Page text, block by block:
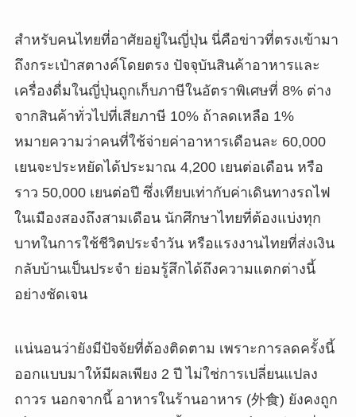
สำหรับคนไทยที่อาศัยอยู่ในญี่ปุ่น นี่คือข่าวที่ตรงเข้ามา
ถึงกระเป๋าสตางค์โดยตรง ปัจจุบันสินค้าอาหารและ
เครื่องดื่มในญี่ปุ่นถูกเก็บภาษีในอัตราพิเศษที่ 8% ต่าง
จากสินค้าทั่วไปที่เสียภาษี 10% ถ้าลดเหลือ 1%
หมายความว่าคนที่ใช้จ่ายค่าอาหารเดือนละ 60,000
เยนจะประหยัดได้ประมาณ 4,200 เยนต่อเดือน หรือ
ราว 50,000 เยนต่อปี ซึ่งเทียบเท่ากับค่าเดินทางรถไฟ
ในเมืองสองถึงสามเดือน นักศึกษาไทยที่ต้องแบ่งทุก
บาทในการใช้ชีวิตประจำวัน หรือแรงงานไทยที่ส่งเงิน
กลับบ้านเป็นประจำ ย่อมรู้สึกได้ถึงความแตกต่างนี้
อย่างชัดเจน
แน่นอนว่ายังมีปัจจัยที่ต้องติดตาม เพราะการลดครั้งนี้
ออกแบบมาให้มีผลเพียง 2 ปี ไม่ใช่การเปลี่ยนแปลง
ถาวร นอกจากนี้ อาหารในร้านอาหาร (外食) ยังคงถูก